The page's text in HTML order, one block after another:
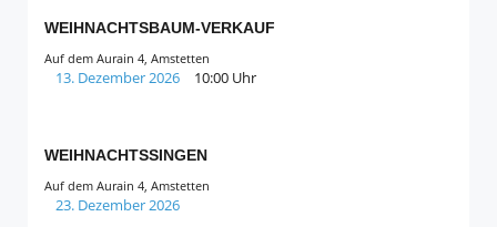
WEIHNACHTSBAUM-VERKAUF
Auf dem Aurain 4, Amstetten
13. Dezember 2026 10:00 Uhr
WEIHNACHTSSINGEN
Auf dem Aurain 4, Amstetten
23. Dezember 2026